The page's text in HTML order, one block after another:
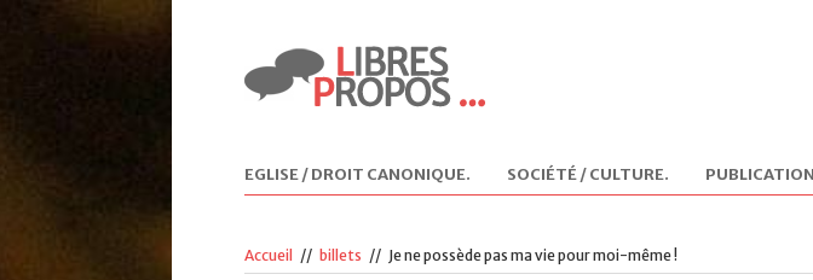
EGLISE / DROIT CANONIQUE. SOCIÉTÉ / CULTURE.
Accueil // billets // Je ne possède pas ma vie pour moi-même !